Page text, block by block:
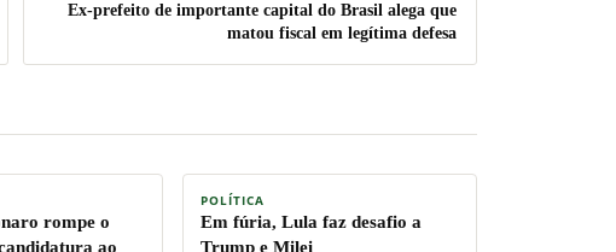
Ex-prefeito de importante capital do Brasil alega que
matou fiscal em legítima defesa
rompe o
ao
POLÍTICA
Em fúria, Lula faz desafio a
Trump e Milei